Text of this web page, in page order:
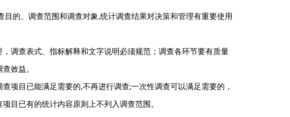
的、调查范围和调查对象,统计调查结果对决策和管理有重要使用
调查表式、指标解释和文字说明必须规范；调查各环节要有质量
效益。
项目已能满足需要的,不再进行调查;一次性调查可以满足需要的，
目已有的统计内容原则上不列入调查范围。